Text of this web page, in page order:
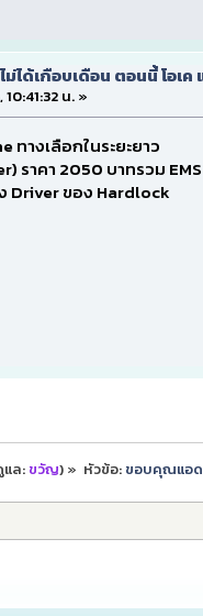
ด้เกือบเดือน ตอนนี้ โอเค
น. »
ทางเลือกในระยะยาว
ราคา 2050 บาทรวม
Driver ของ Hardlock
ล: ขวัญ) » หัวข้อ: ขอบคุณแอด